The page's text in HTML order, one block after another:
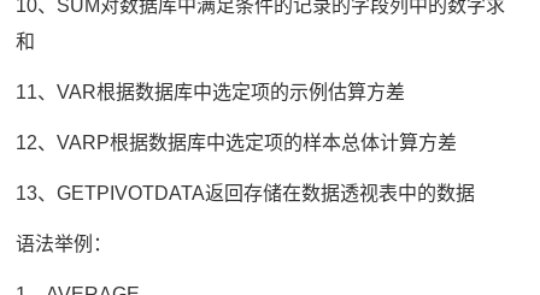
10、SUM对数据库中满足条件的记录的字段列中的数字求
和
11、VAR根据数据库中选定项的示例估算方差
12、VARP根据数据库中选定项的样本总体计算方差
13、GETPIVOTDATA返回存储在数据透视表中的数据
语法举例：